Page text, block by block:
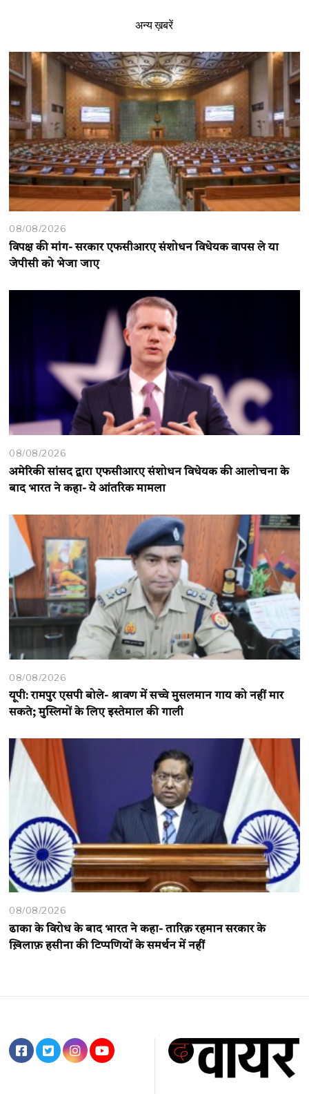
अन्य ख़बरें
08/08/2026
विपक्ष की मांग- सरकार एफसीआरए संशोधन विधेयक वापस ले या
जेपीसी को भेजा जाए
08/08/2026
अमेरिकी सांसद द्वारा एफसीआरए संशोधन विधेयक की आलोचना के
बाद भारत ने कहा- ये आंतरिक मामला
08/08/2026
यूपी: रामपुर एसपी बोले- श्रावण में सच्चे मुसलमान गाय को नहीं मार
सकते; मुस्लिमों के लिए इस्तेमाल की गाली
08/08/2026
ढाका के विरोध के बाद भारत ने कहा- तारिक़ रहमान सरकार के
ख़िलाफ़ हसीना की टिप्पणियों के समर्थन में नहीं